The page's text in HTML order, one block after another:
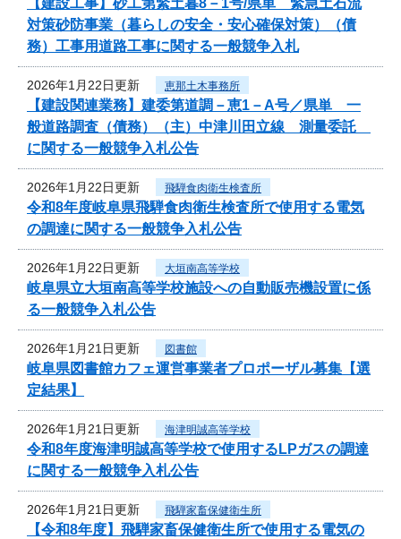
対策砂防事業（暮らしの安全・安心確保対策）（債
務）工事用道路工事に関する一般競争入札
2026年1月22日更新 恵那土木事務所
【建設関連業務】建委第道調－恵1－A号／県単 一
般道路調査（債務）（主）中津川田立線 測量委託
に関する一般競争入札公告
2026年1月22日更新 飛騨食肉衛生検査所
令和8年度岐阜県飛騨食肉衛生検査所で使用する電気
の調達に関する一般競争入札公告
2026年1月22日更新 大垣南高等学校
岐阜県立大垣南高等学校施設への自動販売機設置に係
る一般競争入札公告
2026年1月21日更新 図書館
岐阜県図書館カフェ運営事業者プロポーザル募集【選
定結果】
2026年1月21日更新 海津明誠高等学校
令和8年度海津明誠高等学校で使用するLPガスの調達
に関する一般競争入札公告
2026年1月21日更新 飛騨家畜保健衛生所
【令和8年度】飛騨家畜保健衛生所で使用する電気の